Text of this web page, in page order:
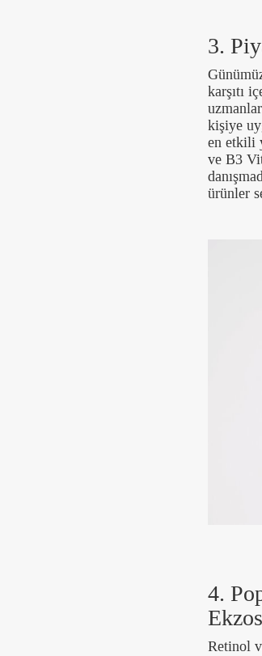
3.
karşıtı
kişiye
en etkili
ve B3
ürünler
4.
Retinol